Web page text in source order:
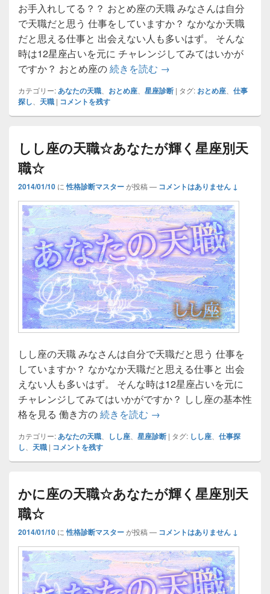
お手入れしてる？？ おとめ座の天職 みなさんは自分
で天職だと思う 仕事をしていますか？ なかなか天職
だと思える仕事と 出会えない人も多いはず。 そんな
時は12星座占いを元に チャレンジしてみてはいかが
ですか？ おとめ座の続きを読む おとめ座の天職☆あな
→
カテゴリー:あなたの天職 おとめ座 星座診断 | タグ: おとめ座
仕事
探し
天職 | コメントを残す
しし座の天職☆あなたが輝く星座別天
職☆
2014/01/10 に 性格診断マスターが投稿 — コメントはありません ↓
しし座の天職 みなさんは自分で天職だと思う 仕事を
していますか？ なかなか天職だと思える仕事と 出会
えない人も多いはず。 そんな時は12星座占いを元に
チャレンジしてみてはいかがですか？ しし座の基本性
格を見る 働き方の続きを読む しし座の天職☆あなたが
→
カテゴリー:あなたの天職 しし座 星座診断 | タグ: しし座
仕事探
し
天職 | コメントを残す
かに座の天職☆あなたが輝く星座別天
職☆
2014/01/10 に 性格診断マスターが投稿 — コメントはありません ↓